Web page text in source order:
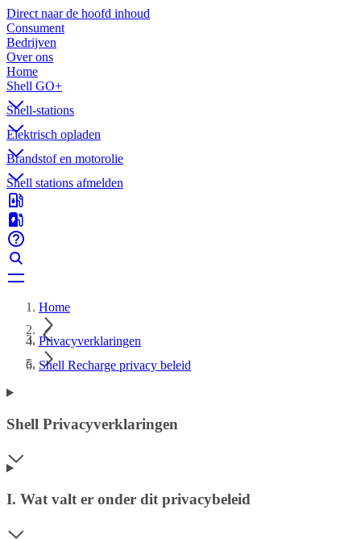
Direct naar de hoofd inhoud
Consument
Bedrijven
Over ons
Home
Shell GO+
Shell-stations
Elektrisch opladen
Brandstof en motorolie
Shell stations afmelden
Home
Privacyverklaringen
Shell Recharge privacy beleid
Shell Privacyverklaringen
I. Wat valt er onder dit privacybeleid